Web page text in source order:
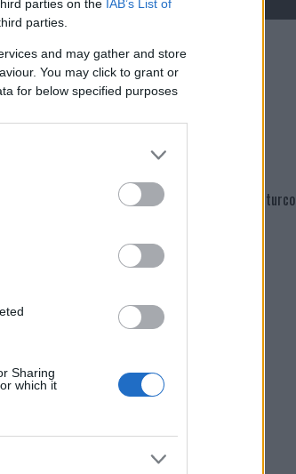
parties on the IAB’s List of
parties.
and may gather and store
You may click to grant or
for below specified purposes
Sharing
which it
ha
verso
e
non
da
a molti
Mario Malu
Paolo Pinna
Martina Agostina Diturco